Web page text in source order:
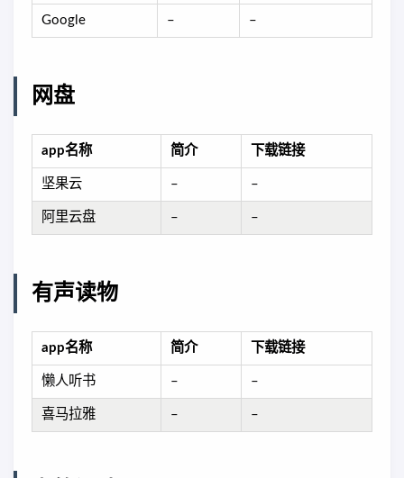
Google – –
网盘
app名称 简介 下载链接
坚果云 – –
阿里云盘 – –
有声读物
app名称 简介 下载链接
懒人听书 – –
喜马拉雅 – –